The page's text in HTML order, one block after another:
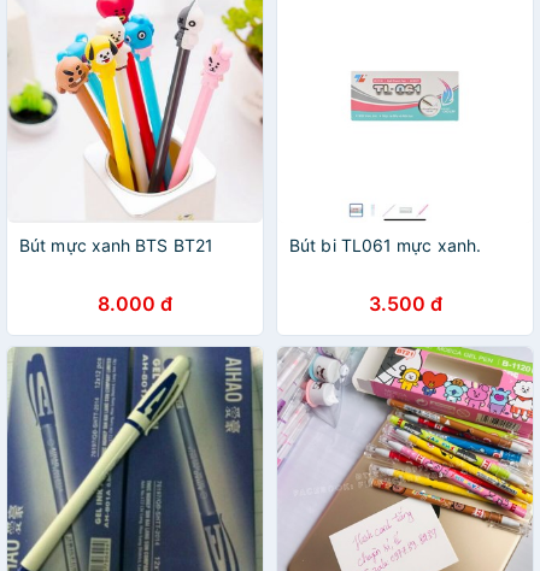
Bút mực xanh BTS BT21
8.000 đ
Bút bi TL061 mực xanh.
3.500 đ